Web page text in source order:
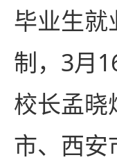
毕业生就
制，3月
校长孟晓
市、西安